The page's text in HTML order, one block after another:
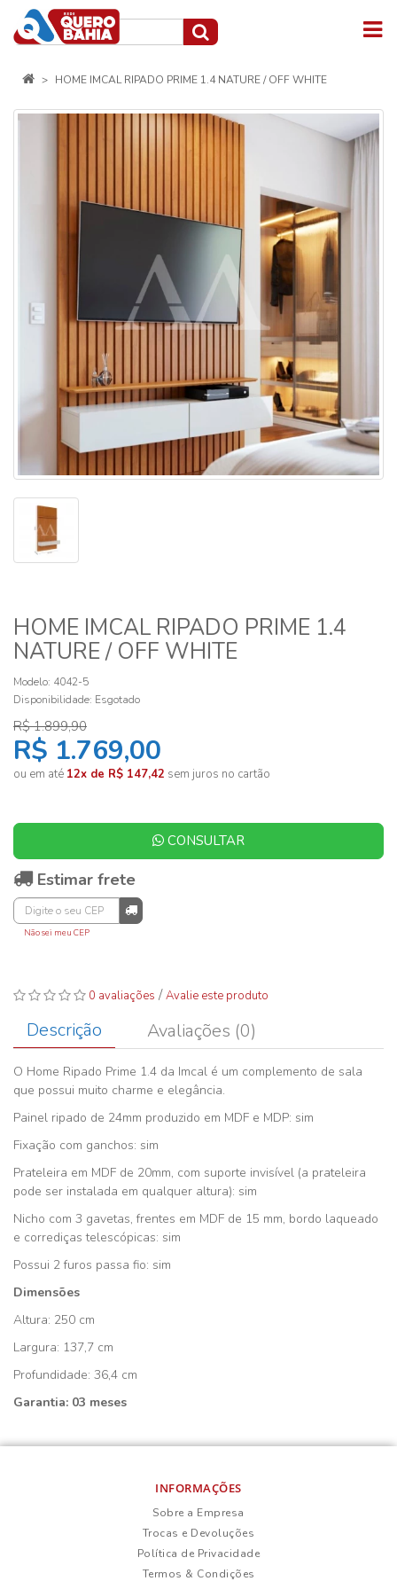
HOME IMCAL RIPADO PRIME 1.4 NATURE / OFF WHITE
HOME IMCAL RIPADO PRIME 1.4
NATURE / OFF WHITE
Modelo: 4042-5
Disponibilidade: Esgotado
R$ 1.899,90
R$ 1.769,00
ou em até 12x de R$ 147,42 sem juros no cartão
CONSULTAR
Estimar frete
Não sei meu CEP
0 avaliações /Avalie este produto
Descrição Avaliações (0)
O Home Ripado Prime 1.4 da Imcal é um complemento de sala
que possui muito charme e elegância.
Painel ripado de 24mm produzido em MDF e MDP: sim
Fixação com ganchos: sim
Prateleira em MDF de 20mm, com suporte invisível (a prateleira
pode ser instalada em qualquer altura): sim
Nicho com 3 gavetas, frentes em MDF de 15 mm, bordo laqueado
e corrediças telescópicas: sim
Possui 2 furos passa fio: sim
Dimensões
Altura: 250 cm
Largura: 137,7 cm
Profundidade: 36,4 cm
Garantia: 03 meses
INFORMAÇÕES
Sobre a Empresa
Trocas e Devoluções
Política de Privacidade
Termos & Condições